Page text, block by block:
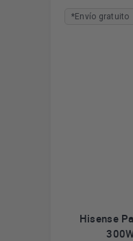
*Envío gratuito
Hisense